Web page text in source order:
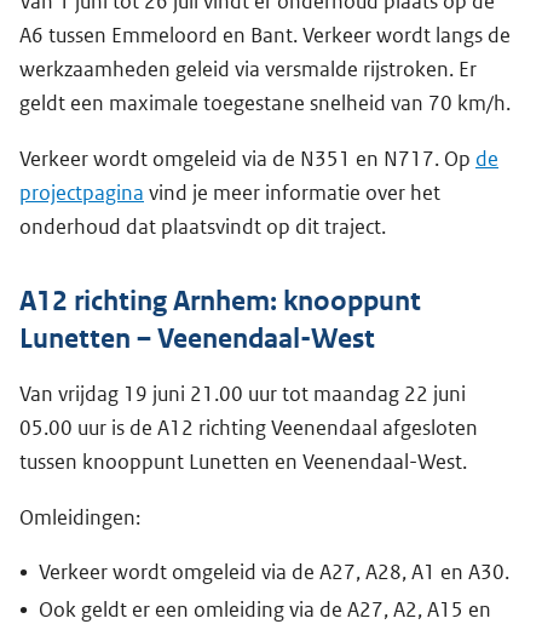
A6 tussen Emmeloord en Bant. Verkeer wordt langs de
werkzaamheden geleid via versmalde rijstroken. Er
geldt een maximale toegestane snelheid van 70 km/h.
Verkeer wordt omgeleid via de N351 en N717. Op de
projectpagina vind je meer informatie over het
onderhoud dat plaatsvindt op dit traject.
A12 richting Arnhem: knooppunt
Lunetten – Veenendaal-West
Van vrijdag 19 juni 21.00 uur tot maandag 22 juni
05.00 uur is de A12 richting Veenendaal afgesloten
tussen knooppunt Lunetten en Veenendaal-West.
Omleidingen:
Verkeer wordt omgeleid via de A27, A28, A1 en A30.
Ook geldt er een omleiding via de A27, A2, A15 en